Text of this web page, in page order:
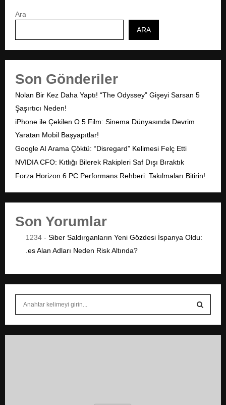
Ara
ARA
Son Gönderiler
Nolan Bir Kez Daha Yaptı! “The Odyssey” Gişeyi Sarsan 5
Şaşırtıcı Neden!
iPhone ile Çekilen O 5 Film: Sinema Dünyasında Devrim
Yaratan Mobil Başyapıtlar!
Google AI Arama Çöktü: “Disregard” Kelimesi Felç Etti
NVIDIA CFO: Kıtlığı Bilerek Rakipleri Saf Dışı Bıraktık
Forza Horizon 6 PC Performans Rehberi: Takılmaları Bitirin!
Son Yorumlar
1234 - Siber Saldırganların Yeni Gözdesi İspanya Oldu:
.es Alan Adları Neden Risk Altında?
S